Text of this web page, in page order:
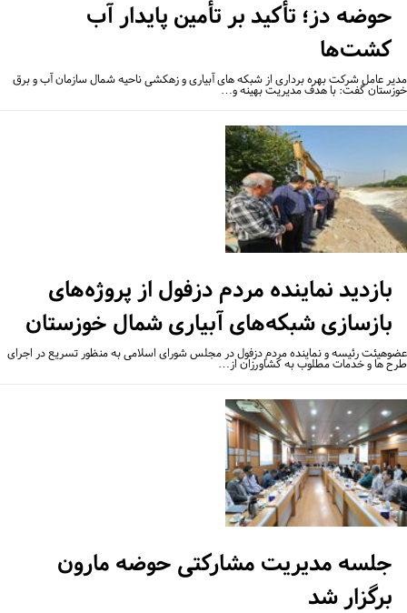
حوضه دز؛ تأکید بر تأمین پایدار آب
کشت‌ها
عامل شرکت بهره برداری از شبکه های آبیاری و زهکشی ناحیه شمال سازمان آب و برق
گفت: با هدف مدیریت بهینه و…
بازدید نماینده مردم دزفول از پروژه‌های
بازسازی شبکه‌های آبیاری شمال خوزستان
رئیسه و نماینده مردم دزفول در مجلس شورای اسلامی به منظور تسریع در اجرای
ها و خدمات مطلوب به کشاورزان از…
جلسه مدیریت مشارکتی حوضه مارون
برگزار شد